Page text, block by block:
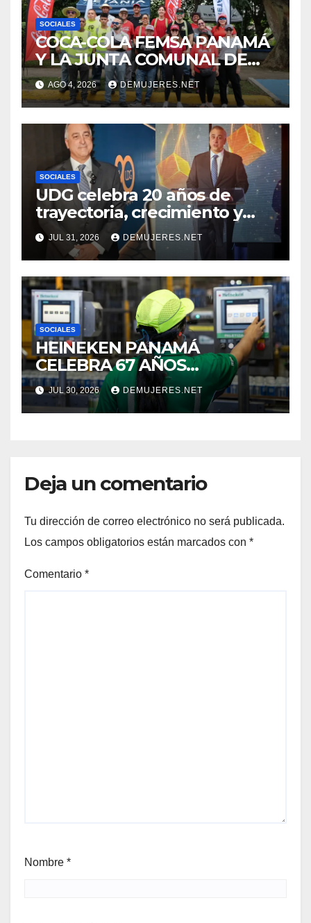
SOCIALES
COCA-COLA FEMSA PANAMÁ
Y LA JUNTA COMUNAL DE
BETANIA IMPULSAN
JORNADA DE LIMPIEZA
PARA FORTALECER EL
CUIDADO DE LOS ESPACIOS
COMUNITARIOS
AGO 4, 2026 DEMUJERES.NET
SOCIALES
UDG celebra 20 años de
trayectoria, crecimiento y
compromiso con Panamá
JUL 31, 2026 DEMUJERES.NET
SOCIALES
HEINEKEN PANAMÁ
CELEBRA 67 AÑOS
IMPULSANDO EL
CRECIMIENTO DE LA
INDUSTRIA CERVECERA Y
JUL 30, 2026 DEMUJERES.NET
Deja un comentario
Tu dirección de correo electrónico no será publicada.
Los campos obligatorios están marcados con *
Comentario *
Nombre *